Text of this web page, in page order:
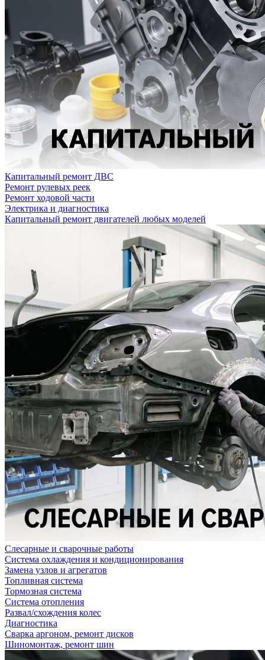
Капитальный ремонт ДВС
Ремонт рулевых реек
Ремонт ходовой части
Электрика и диагностика
Капитальный ремонт двигателей любых моделей
Слесарные и сварочные работы
Система охлаждения и кондиционирования
Замена узлов и агрегатов
Топливная система
Тормозная система
Система отопления
Развал/схождения колес
Диагностика
Сварка аргоном, ремонт дисков
Шиномонтаж, ремонт шин